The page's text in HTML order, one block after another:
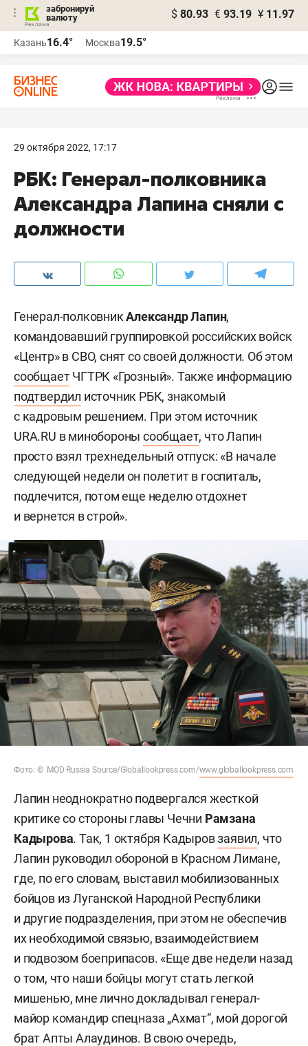
забронируй
валюту
$ 80.93 € 93.19 ¥ 11.97
Казань16.4° Москва19.5°
29 октября 2022, 17:17
РБК: Генерал-полковника
Александра Лапина сняли с
должности
Генерал-полковникАлександр Лапин,
командовавший группировкой российских войск
«Центр» в СВО, снят со своей должности. Об этом
сообщаетЧГТРК «Грозный». Также информацию
подтвердил источник РБК, знакомый
с кадровым решением. При этом источник
URA.RU в миноборонысообщает, что Лапин
просто взял трехнедельный отпуск: «В начале
следующей недели он полетит в госпиталь,
подлечится, потом еще неделю отдохнет
и вернется в строй».
Фото: © MOD Russia Source/Globallookpress.com/www.globallookpress.com
Лапин неоднократно подвергался жесткой
критике со стороны главы Чечни Рамзана
Кадырова. Так, 1 октября Кадыровзаявил, что
Лапин руководил обороной в Красном Лимане,
где, по его словам, выставил мобилизованных
бойцов из Луганской Народной Республики
и другие подразделения, при этом не обеспечив
их необходимой связью, взаимодействием
и подвозом боеприпасов. «Еще две недели назад
о том, что наши бойцы могут стать легкой
мишенью, мне лично докладывал генерал-
майор командир спецназа „Ахмат“, мой дорогой
брат Апты Алаудинов. В свою очередь,